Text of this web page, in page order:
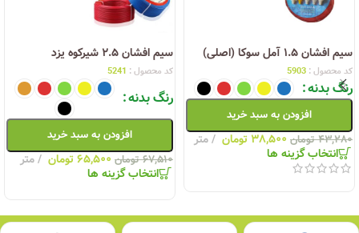
سیم افشان ۱.۵ آمل سوکا (اصلی)
کد محصول : 5903
رنگ بدنه
افزودن به سبد خرید
۴۳,۲۸۰ تومان ۳۸,۵۰۰ تومان متر
انتخاب گزینه ها
سیم افشان ۲.۵ شیرکوه یزد
کد محصول : 5241
رنگ بدنه
افزودن به سبد خرید
۶۷,۵۱۰ تومان ۶۵,۵۰۰تومان متر
انتخاب گزینه ها